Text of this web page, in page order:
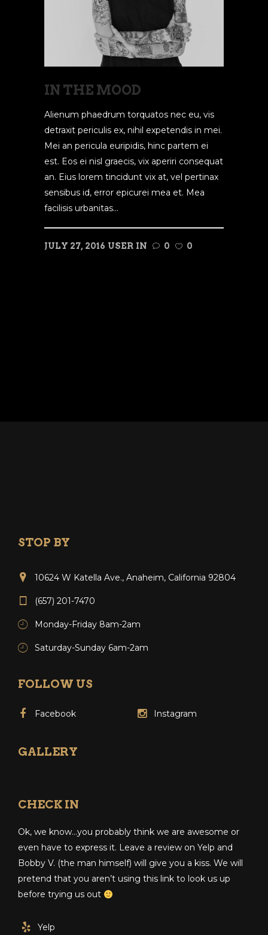
IN THE MOOD
Alienum phaedrum torquatos nec eu, vis
detraxit periculis ex, nihil expetendis in mei.
Mei an pericula euripidis, hinc partem ei
est. Eos ei nisl graecis, vix aperiri consequat
an. Eius lorem tincidunt vix at, vel pertinax
sensibus id, error epicurei mea et. Mea
facilisis urbanitas...
JULY 27, 2016 USER IN 0
0
STOP BY
10624 W Katella Ave., Anaheim, California 92804
(657) 201-7470
Monday-Friday 8am-2am
Saturday-Sunday 6am-2am
FOLLOW US
Facebook Instagram
GALLERY
CHECK IN
Ok, we know…you probably think we are awesome or
even have to express it. Leave a review on Yelp and
Bobby V. (the man himself) will give you a kiss. We will
pretend that you aren’t using this link to look us up
before trying us out
Yelp